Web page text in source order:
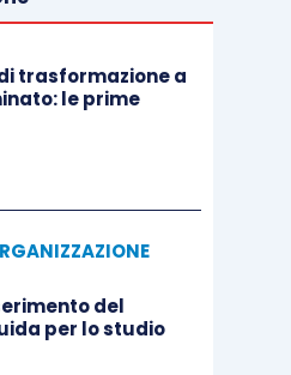
trasformazione a
le prime
del
per lo studio